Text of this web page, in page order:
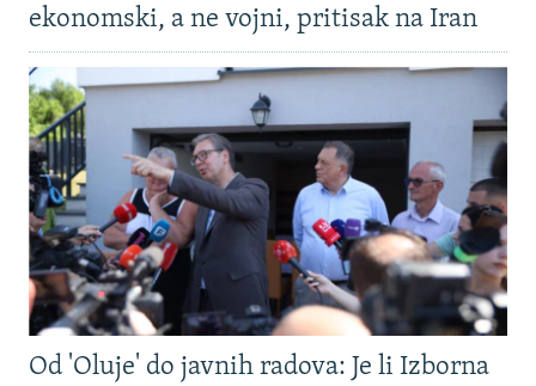
ekonomski, a ne vojni, pritisak na Iran
Od 'Oluje' do javnih radova: Je li Izborna